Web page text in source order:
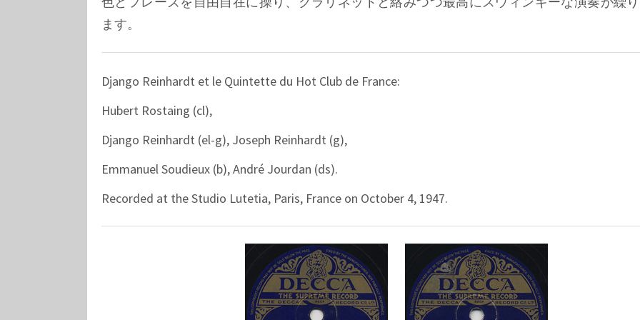
ます。
Django Reinhardt et le Quintette du Hot Club de France:
Hubert Rostaing (cl),
Django Reinhardt (el-g), Joseph Reinhardt (g),
Emmanuel Soudieux (b), André Jourdan (ds).
Recorded at the Studio Lutetia, Paris, France on October 4, 1947.